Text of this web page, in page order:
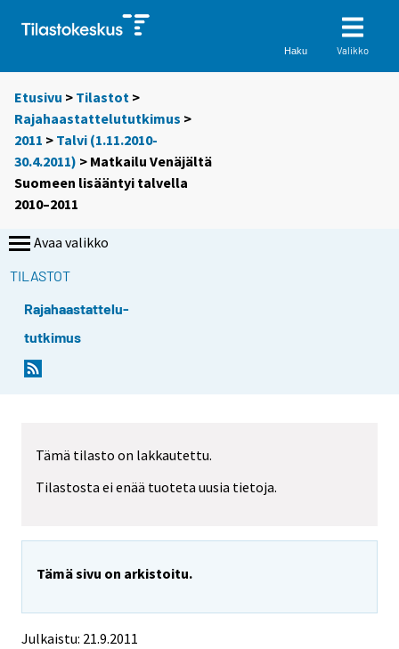
Haku Valikko
Etusivu > Tilastot >
Rajahaastattelututkimus >
2011 > Talvi (1.11.2010-
30.4.2011) > Matkailu Venäjältä
Suomeen lisääntyi talvella
2010–2011
Avaa valikko
TILASTOT
Rajahaastattelu-
tutkimus
Tämä tilasto on lakkautettu.
Tilastosta ei enää tuoteta uusia tietoja.
Tämä sivu on arkistoitu.
Julkaistu: 21.9.2011